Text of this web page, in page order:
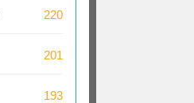
220
201
193